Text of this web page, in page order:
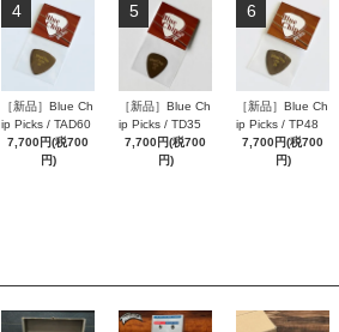
4
［新品］Blue Ch
ip Picks / TAD60
7,700円(税700
円)
5
［新品］Blue Ch
ip Picks / TD35
7,700円(税700
円)
6
［新品］Blue Ch
ip Picks / TP48
7,700円(税700
円)